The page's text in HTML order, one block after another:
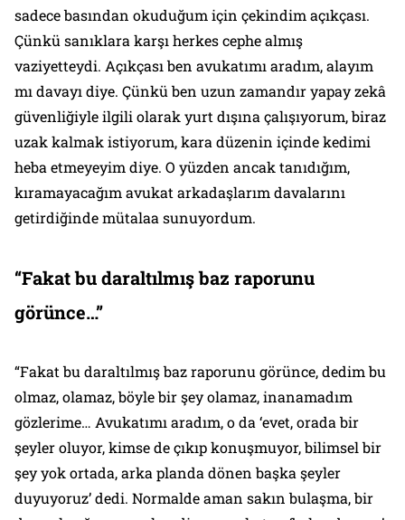
sadece basından okuduğum için çekindim açıkçası.
Çünkü sanıklara karşı herkes cephe almış
vaziyetteydi. Açıkçası ben avukatımı aradım, alayım
mı davayı diye. Çünkü ben uzun zamandır yapay zekâ
güvenliğiyle ilgili olarak yurt dışına çalışıyorum, biraz
uzak kalmak istiyorum, kara düzenin içinde kedimi
heba etmeyeyim diye. O yüzden ancak tanıdığım,
kıramayacağım avukat arkadaşlarım davalarını
getirdiğinde mütalaa sunuyordum.
“Fakat bu daraltılmış baz raporunu
görünce…”
“Fakat bu daraltılmış baz raporunu görünce, dedim bu
olmaz, olamaz, böyle bir şey olamaz, inanamadım
gözlerime… Avukatımı aradım, o da ‘evet, orada bir
şeyler oluyor, kimse de çıkıp konuşmuyor, bilimsel bir
şey yok ortada, arka planda dönen başka şeyler
duyuyoruz’ dedi. Normalde aman sakın bulaşma, bir